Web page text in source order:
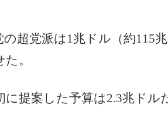
の超党派は1兆ドル（約115
。
に提案した予算は2.3兆ドル